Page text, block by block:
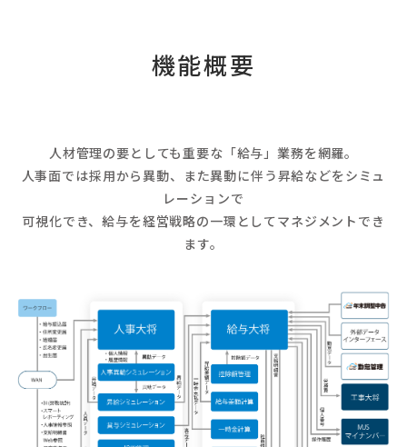
機能概要
人材管理の要としても重要な「給与」業務を網羅。
人事面では採用から異動、また異動に伴う昇給などをシミュ
レーションで
可視化でき、給与を経営戦略の一環としてマネジメントでき
ます。